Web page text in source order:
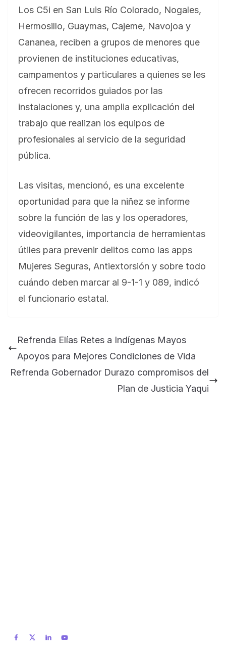
Los C5i en San Luis Río Colorado, Nogales,
Hermosillo, Guaymas, Cajeme, Navojoa y
Cananea, reciben a grupos de menores que
provienen de instituciones educativas,
campamentos y particulares a quienes se les
ofrecen recorridos guiados por las
instalaciones y, una amplia explicación del
trabajo que realizan los equipos de
profesionales al servicio de la seguridad
pública.
Las visitas, mencionó, es una excelente
oportunidad para que la niñez se informe
sobre la función de las y los operadores,
videovigilantes, importancia de herramientas
útiles para prevenir delitos como las apps
Mujeres Seguras, Antiextorsión y sobre todo
cuándo deben marcar al 9-1-1 y 089, indicó
el funcionario estatal.
Refrenda Elías Retes a Indígenas Mayos
Apoyos para Mejores Condiciones de Vida
Refrenda Gobernador Durazo compromisos del
Plan de Justicia Yaqui
BLOG
presente en la conferencia del gobernador
de Sonora Dr. Alfonso Durazo se esperan
importantes anuncios en el tema de salud
para la Universidad y para el municipio